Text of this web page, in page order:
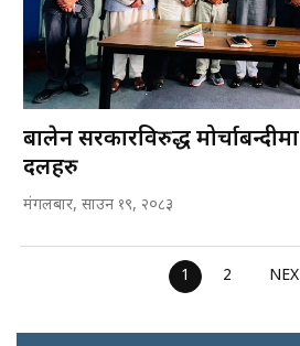
बालेन सरकारविरुद्ध
दलहरु
मंगलबार, साउन १९, २०८३
1 2